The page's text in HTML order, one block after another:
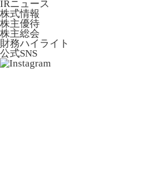
IRニュース
株式情報
株主優待
株主総会
財務ハイライト
公式SNS